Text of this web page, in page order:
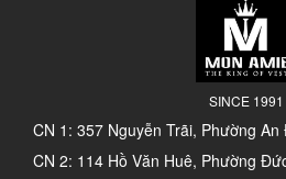
SINCE 1991
CN 1: 357 Nguyễn Trãi, Phường An
CN 2: 114 Hồ Văn Huê, Phường